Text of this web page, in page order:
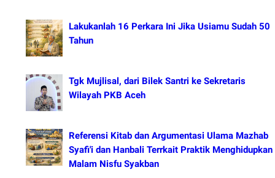
Lakukanlah 16 Perkara Ini Jika Usiamu Sudah 50
Tahun
Tgk Mujlisal, dari Bilek Santri ke Sekretaris
Wilayah PKB Aceh
Referensi Kitab dan Argumentasi Ulama Mazhab
Syafi'i dan Hanbali Terrkait Praktik Menghidupkan
Malam Nisfu Syakban